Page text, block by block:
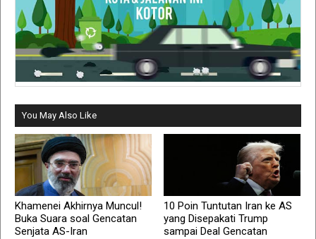
You May Also Like
Khamenei Akhirnya Muncul!
Buka Suara soal Gencatan
Senjata AS-Iran
10 Poin Tuntutan Iran ke AS
yang Disepakati Trump
sampai Deal Gencatan